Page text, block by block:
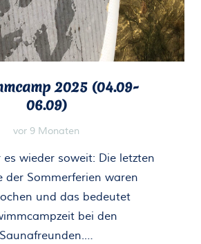
2025 (04.09-
06.09)
vor 9 Monaten
es wieder soweit: Die letzten
der Sommerferien waren
und das bedeutet
bei den
Saunafreunden.…